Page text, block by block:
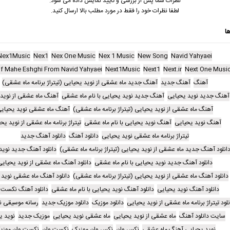
لطفا نظرات خود را فقط در مورد مطلب بالا ارسال کنید.
Navid Yahyaei
New Song
Nex 1 Music
Nex One Music
Nex1
Next One
Next.ir
Next1
Next1Music
Mahe Eshghi From Navid Yahyaei
آهنگ آهنگ جدید آهنگ جدید ماه عشقی از نوید یحیایی (تیتراژ برنامه ماه عشقی)
آهنگ جدید نوید یحیایی آهنگ جدید نوید یحیایی با نام ماه عشقی آهنگ ماه عشقی از
آهنگ ماه عشقی از نوید یحیایی (تیتراژ برنامه ماه عشقی) آهنگ ماه عشقی نوید
آهنگ نوید یحیایی آهنگ نوید یحیایی با نام ماه عشقی تیتراژ برنامه ماه عشقی از نوید
تیتراژ برنامه ماه عشقی نوید یحیایی دانلود آهنگ دانلود آهنگ جدید
دانلود آهنگ جدید ماه عشقی از نوید یحیایی (تیتراژ برنامه ماه عشقی) دانلود آهنگ جدید
دانلود آهنگ جدید نوید یحیایی با نام ماه عشقی دانلود آهنگ ماه عشقی از نوید
دانلود آهنگ ماه عشقی از نوید یحیایی (تیتراژ برنامه ماه عشقی) دانلود آهنگ ماه عشقی
دانلود آهنگ نوید یحیایی دانلود آهنگ نوید یحیایی با نام ماه عشقی دانلود آهنگ
تیتراژ برنامه ماه عشقی از نوید یحیایی دانلود موزیک دانلود موزیک جدید رسانه
سایت دانلود آهنگ ماه عشقی از نوید یحیایی ماه عشقی نوید یحیایی موزیک جدید نوید